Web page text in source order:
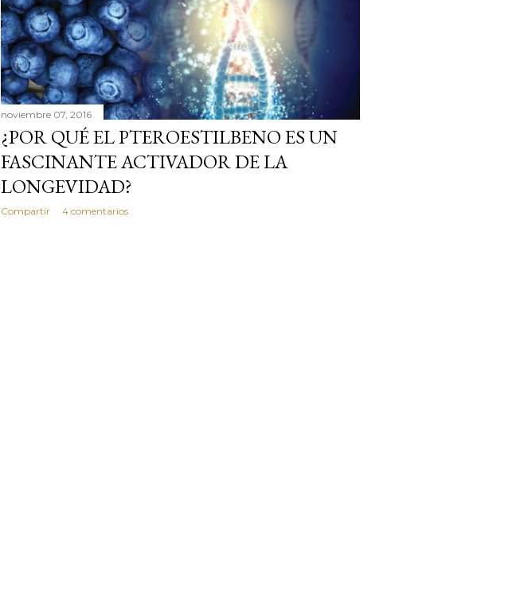
noviembre 07, 2016
¿POR QUÉ EL PTEROESTILBENO ES UN
FASCINANTE ACTIVADOR DE LA
LONGEVIDAD?
Compartir 4 comentarios